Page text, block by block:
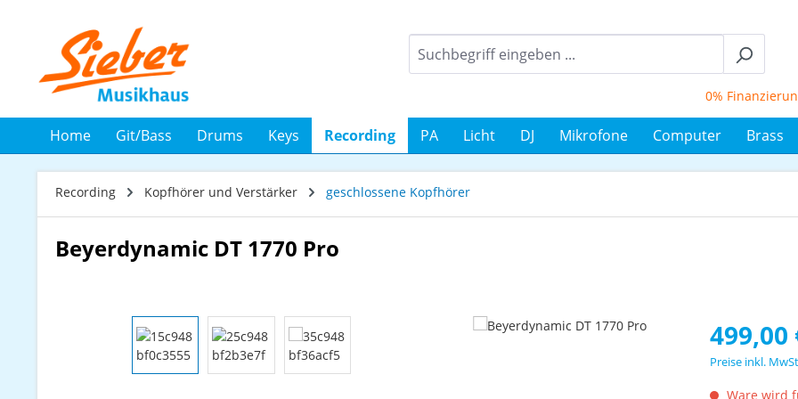
0% Finanzierung
Home Git/Bass Drums Keys Recording PA Licht DJ Mikrofone Computer Brass
Recording Kopfhörer und Verstärker geschlossene Kopfhörer
Beyerdynamic DT 1770 Pro
Bildergalerie überspringen Regulärer
499,00
Preise inkl.
Ware wird